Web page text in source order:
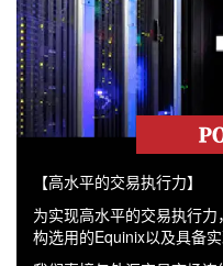
【高水平的交易执行力】
为实现高水平的交易执行
构选用的Equinix以及具备